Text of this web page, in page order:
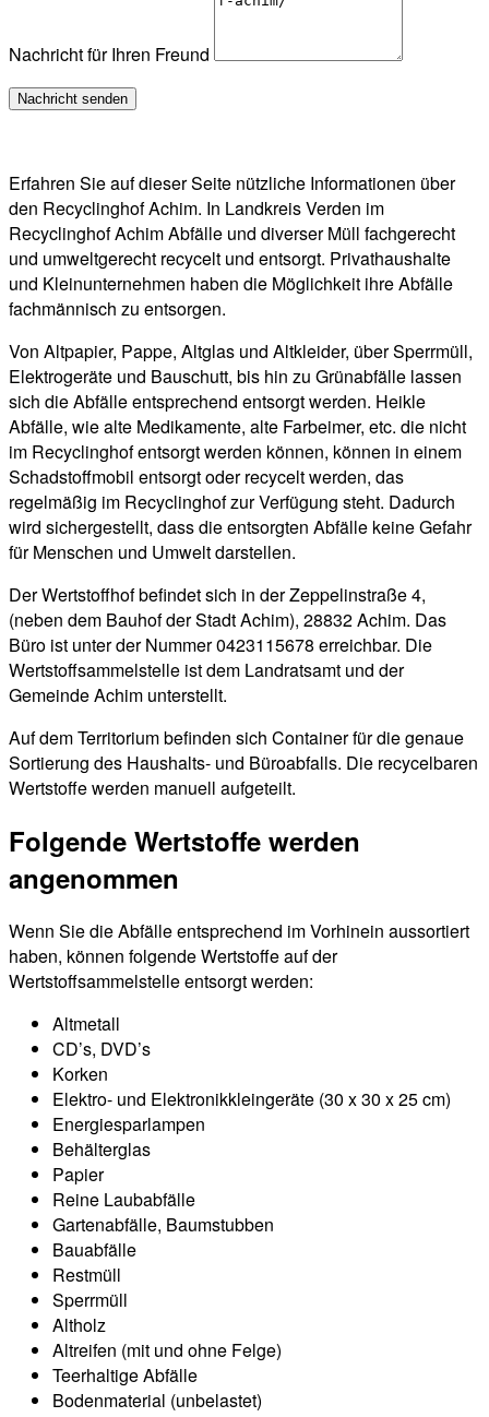
Nachricht für Ihren Freund
Erfahren Sie auf dieser Seite nützliche Informationen über
den Recyclinghof Achim. In Landkreis Verden im
Recyclinghof Achim Abfälle und diverser Müll fachgerecht
und umweltgerecht recycelt und entsorgt. Privathaushalte
und Kleinunternehmen haben die Möglichkeit ihre Abfälle
fachmännisch zu entsorgen.
Von Altpapier, Pappe, Altglas und Altkleider, über Sperrmüll,
Elektrogeräte und Bauschutt, bis hin zu Grünabfälle lassen
sich die Abfälle entsprechend entsorgt werden. Heikle
Abfälle, wie alte Medikamente, alte Farbeimer, etc. die nicht
im Recyclinghof entsorgt werden können, können in einem
Schadstoffmobil entsorgt oder recycelt werden, das
regelmäßig im Recyclinghof zur Verfügung steht. Dadurch
wird sichergestellt, dass die entsorgten Abfälle keine Gefahr
für Menschen und Umwelt darstellen.
Der Wertstoffhof befindet sich in der Zeppelinstraße 4,
(neben dem Bauhof der Stadt Achim), 28832 Achim. Das
Büro ist unter der Nummer 0423115678 erreichbar. Die
Wertstoffsammelstelle ist dem Landratsamt und der
Gemeinde Achim unterstellt.
Auf dem Territorium befinden sich Container für die genaue
Sortierung des Haushalts- und Büroabfalls. Die recycelbaren
Wertstoffe werden manuell aufgeteilt.
Folgende Wertstoffe werden
angenommen
Wenn Sie die Abfälle entsprechend im Vorhinein aussortiert
haben, können folgende Wertstoffe auf der
Wertstoffsammelstelle entsorgt werden:
Altmetall
CD’s, DVD’s
Korken
Elektro- und Elektronikkleingeräte (30 x 30 x 25 cm)
Energiesparlampen
Behälterglas
Papier
Reine Laubabfälle
Gartenabfälle, Baumstubben
Bauabfälle
Restmüll
Sperrmüll
Altholz
Altreifen (mit und ohne Felge)
Teerhaltige Abfälle
Bodenmaterial (unbelastet)